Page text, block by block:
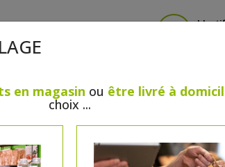
/ PÂTISSERIE SANS GLUTEN, SANS
en magasin ou être livré à
choix ...